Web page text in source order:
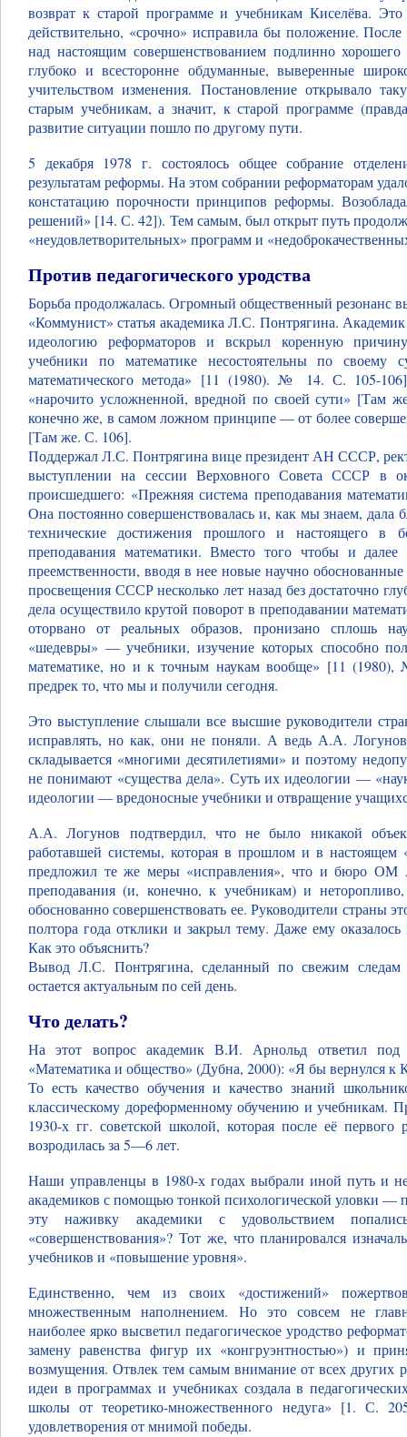
возврат к старой программе и учебникам Киселёва.
действительно, «срочно» исправила бы положение.
над настоящим совершенствованием подлинно
глубоко и всесторонне обдуманные, выверенные
учительством изменения. Постановление открывало
старым учебникам, а значит, к старой программе
развитие ситуации пошло по другому пути.
5 декабря 1978 г. состоялось общее собрание
результатам реформы. На этом собрании реформаторам
констатацию порочности принципов реформы.
решений» [14. С. 42]). Тем самым, был открыт путь
«неудовлетворительных» программ и
Против педагогического уродства
Борьба продолжалась. Огромный общественный резонанс
«Коммунист» статья академика Л.С. Понтрягина.
идеологию реформаторов и вскрыл коренную
учебники по математике несостоятельны по своему
математического метода» [11 (1980). № 14. С. 105-
«нарочито усложненной, вредной по своей сути» [Там
конечно же, в самом ложном принципе — от более
[Там же. С. 106].
Поддержал Л.С. Понтрягина вице президент АН СССР,
выступлении на сессии Верховного Совета СССР в
происшедшего: «Прежняя система преподавания
Она постоянно совершенствовалась и, как мы знаем,
технические достижения прошлого и настоящего в
преподавания математики. Вместо того чтобы и далее
преемственности, вводя в нее новые научно
просвещения СССР несколько лет назад без достаточно
дела осуществило крутой поворот в преподавании
оторвано от реальных образов, пронизано сплошь
«шедевры» — учебники, изучение которых способно
математике, но и к точным наукам вообще» [11
предрек то, что мы и получили сегодня.
Это выступление слышали все высшие руководители
исправлять, но как, они не поняли. А ведь А.А. Логунов
складывается «многими десятилетиями» и поэтому
не понимают «существа дела». Суть их идеологии —
идеологии — вредоносные учебники и отвращение
А.А. Логунов подтвердил, что не было никакой
работавшей системы, которая в прошлом и в
предложил те же меры «исправления», что и бюро
преподавания (и, конечно, к учебникам) и
обоснованно совершенствовать ее. Руководители страны
полтора года отклики и закрыл тему. Даже ему
Как это объяснить?
Вывод Л.С. Понтрягина, сделанный по свежим следам
остается актуальным по сей день.
Что делать?
На этот вопрос академик В.И. Арнольд ответил под
«Математика и общество» (Дубна, 2000): «Я бы вернулся к
То есть качество обучения и качество знаний
классическому дореформенному обучению и учебникам.
1930-х гг. советской школой, которая после её первого
возродилась за 5—6 лет.
Наши управленцы в 1980-х годах выбрали иной путь и
академиков с помощью тонкой психологической уловки
эту наживку академики с удовольствием
«совершенствования»? Тот же, что планировался
учебников и «повышение уровня».
Единственно, чем из своих «достижений»
множественным наполнением. Но это совсем не
наиболее ярко высветил педагогическое уродство
замену равенства фигур их «конгруэнтностью») и
возмущения. Отвлек тем самым внимание от всех других
идеи в программах и учебниках создала в
школы от теоретико-множественного недуга» [1. С.
удовлетворения от мнимой победы.